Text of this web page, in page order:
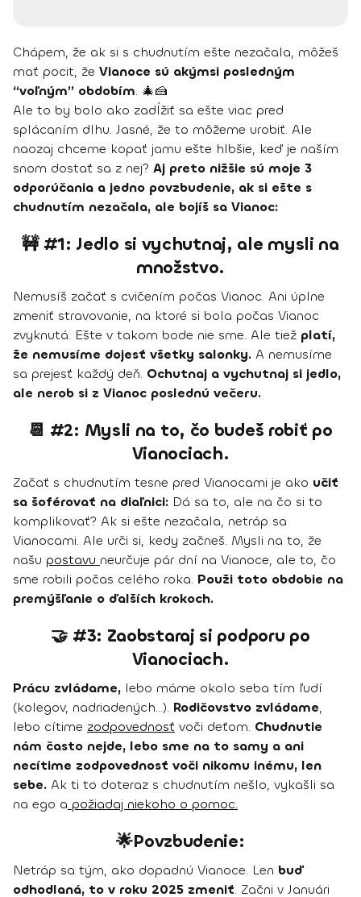
Chápem, že ak si s chudnutím ešte nezačala, môžeš
mať pocit, že Vianoce sú akýmsi posledným
“voľným” obdobím. 🎄🍰
Ale to by bolo ako zadĺžiť sa ešte viac pred
splácaním dlhu. Jasné, že to môžeme urobiť. Ale
naozaj chceme kopať jamu ešte hlbšie, keď je naším
snom dostať sa z nej? Aj preto nižšie sú moje 3
odporúčania a jedno povzbudenie, ak si ešte s
chudnutím nezačala, ale bojíš sa Vianoc:
🚧 #1: Jedlo si vychutnaj, ale mysli na
množstvo.
Nemusíš začať s cvičením počas Vianoc. Ani úplne
zmeniť stravovanie, na ktoré si bola počas Vianoc
zvyknutá. Ešte v takom bode nie sme. Ale tiež platí,
že nemusíme dojesť všetky salonky. A nemusíme
sa prejesť každý deň. Ochutnaj a vychutnaj si jedlo,
ale nerob si z Vianoc poslednú večeru.
📆 #2: Mysli na to, čo budeš robiť po
Vianociach.
Začať s chudnutím tesne pred Vianocami je ako učiť
sa šoférovať na diaľnici: Dá sa to, ale na čo si to
komplikovať? Ak si ešte nezačala, netráp sa
Vianocami. Ale urči si, kedy začneš. Mysli na to, že
našu postavu neurčuje pár dní na Vianoce, ale to, čo
sme robili počas celého roka. Použi toto obdobie na
premýšľanie o ďalších krokoch.
🤝 #3: Zaobstaraj si podporu po
Vianociach.
Prácu zvládame, lebo máme okolo seba tím ľudí
(kolegov, nadriadených…). Rodičovstvo zvládame,
lebo cítime zodpovednosť voči deťom. Chudnutie
nám často nejde, lebo sme na to samy a ani
necítime zodpovednosť voči nikomu inému, len
sebe. Ak ti to doteraz s chudnutím nešlo, vykašli sa
na ego a požiadaj niekoho o pomoc.
🌟Povzbudenie:
Netráp sa tým, ako dopadnú Vianoce. Len buď
odhodlaná, to v roku 2025 zmeniť. Začni v Januári